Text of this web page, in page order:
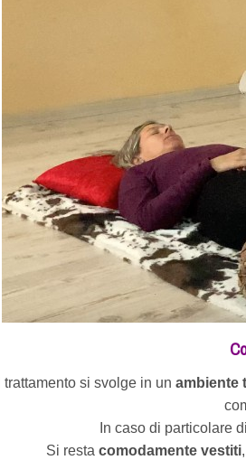
Il trattamento si svolge in un ambiente
In caso di particolare
Si resta comodamente vestiti